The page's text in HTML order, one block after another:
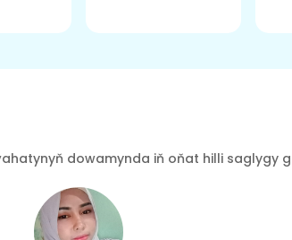
dowamynda iň oňat hilli saglygy